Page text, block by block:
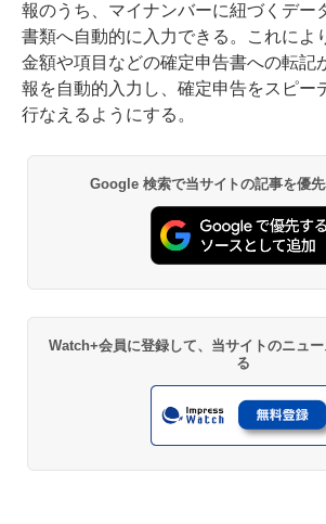
報のうち、マイナンバーに紐づくデー
書類へ自動的に入力できる。これによ
金額や項目などの確定申告書への転記
報を自動的入力し、確定申告をスピー
行なえるようにする。
Google 検索で当サイトの記事を優
Watch+会員に登録して、当サイトのニュ
る